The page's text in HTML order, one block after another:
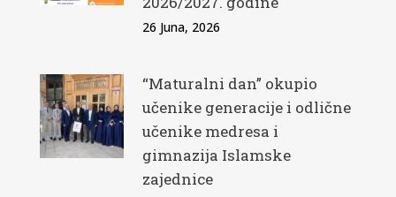
26 Juna, 2026
“Maturalni dan” okupio
učenike generacije i odlične
učenike medresa i
gimnazija Islamske
zajednice